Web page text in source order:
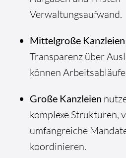
Verwaltungsaufwand.
Mittelgroße Kanzleien
Transparenz über
können
Große Kanzleien
komplexe Strukturen,
umfangreiche
koordinieren.